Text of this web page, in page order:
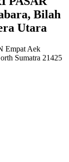
Bilah
Utara
Empat Aek
Sumatra 21425